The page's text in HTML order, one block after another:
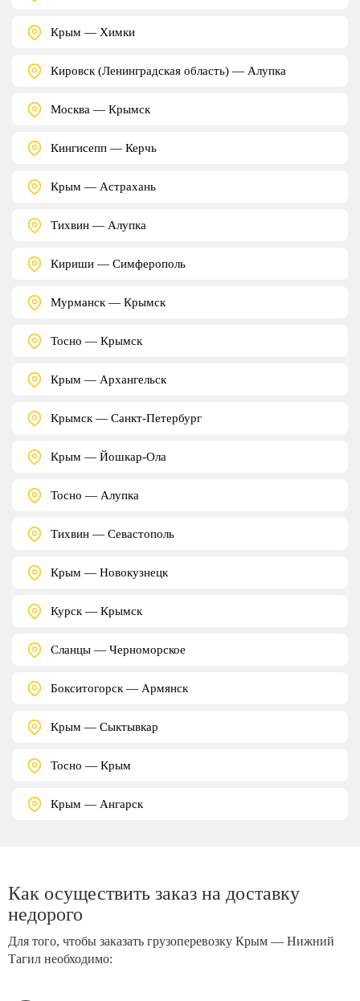
Крым — Химки
Кировск (Ленинградская область) — Алупка
Москва — Крымск
Кингисепп — Керчь
Крым — Астрахань
Тихвин — Алупка
Кириши — Симферополь
Мурманск — Крымск
Тосно — Крымск
Крым — Архангельск
Крымск — Санкт-Петербург
Крым — Йошкар-Ола
Тосно — Алупка
Тихвин — Севастополь
Крым — Новокузнецк
Курск — Крымск
Сланцы — Черноморское
Бокситогорск — Армянск
Крым — Сыктывкар
Тосно — Крым
Крым — Ангарск
Как осуществить заказ на доставку
недорого
Для того, чтобы заказать грузоперевозку Крым — Нижний
Тагил необходимо: